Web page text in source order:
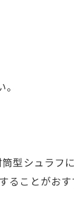
型シュラフに
ことがおす